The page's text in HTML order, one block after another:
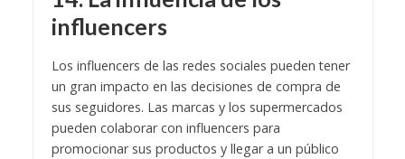
influencers
Los influencers de las redes sociales pueden tener
un gran impacto en las decisiones de compra de
sus seguidores. Las marcas y los supermercados
pueden colaborar con influencers para
promocionar sus productos y llegar a un público